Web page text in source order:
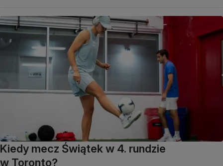
Kiedy mecz Świątek w 4. rundzie
w Toronto?